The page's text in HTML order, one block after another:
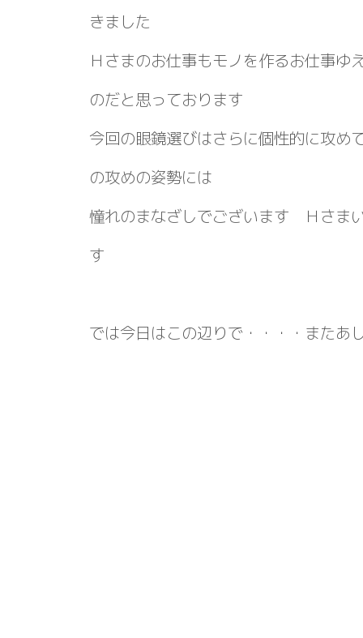
きました
Ｈさまのお仕事もモノを作るお仕事ゆ
のだと思っております
今回の眼鏡選びはさらに個性的に攻
の攻めの姿勢には
憧れのまなざしでございます Ｈさま
す
では今日はこの辺りで・・・・また